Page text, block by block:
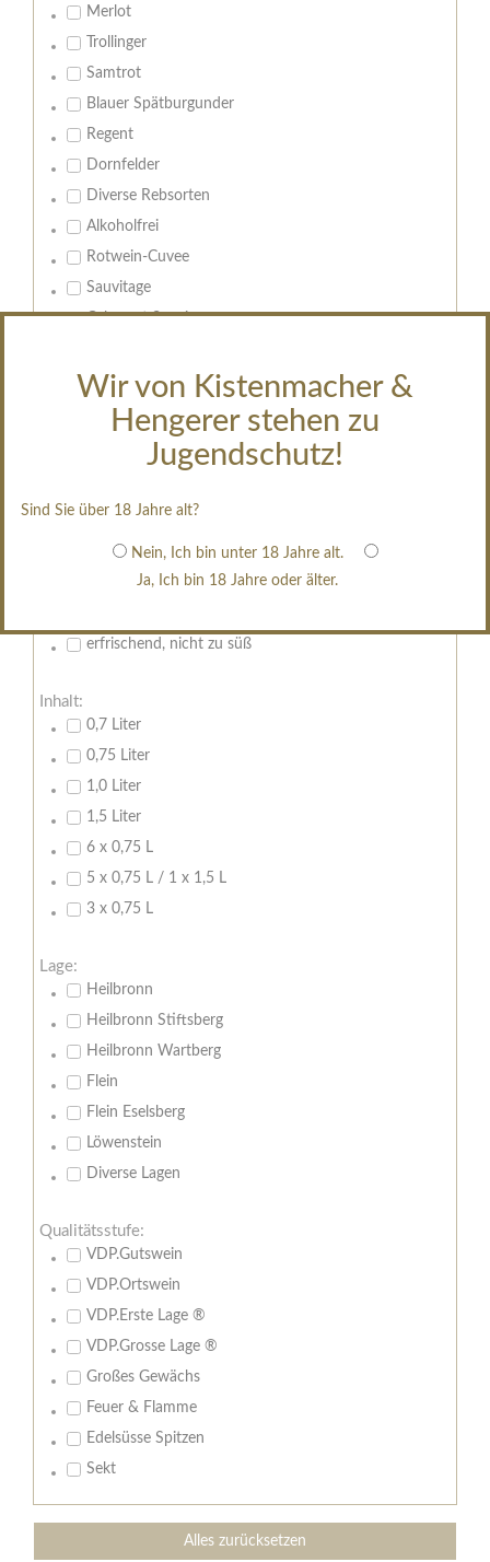
Wir von Kistenmacher &
Hengerer stehen zu
Jugendschutz!
Sind Sie über 18 Jahre alt?
Nein, Ich bin unter 18 Jahre alt.
Ja, Ich bin 18 Jahre oder älter.
Merlot
Trollinger
Samtrot
Blauer Spätburgunder
Regent
Dornfelder
Diverse Rebsorten
Alkoholfrei
Rotwein-Cuvee
Sauvitage
Cabernet Sauvignon
Geschmack:
trocken
feinherb
halbtrocken
Brut
weißgekeltert
erfrischend, nicht zu süß
Inhalt:
0,7 Liter
0,75 Liter
1,0 Liter
1,5 Liter
6 x 0,75 L
5 x 0,75 L / 1 x 1,5 L
3 x 0,75 L
Lage:
Heilbronn
Heilbronn Stiftsberg
Heilbronn Wartberg
Flein
Flein Eselsberg
Löwenstein
Diverse Lagen
Qualitätsstufe:
VDP.Gutswein
VDP.Ortswein
VDP.Erste Lage ®
VDP.Grosse Lage ®
Großes Gewächs
Feuer & Flamme
Edelsüsse Spitzen
Sekt
Alles zurücksetzen